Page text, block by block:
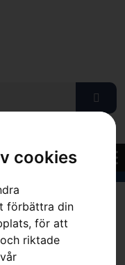
cookies
förbättra din
för att
riktade
20471